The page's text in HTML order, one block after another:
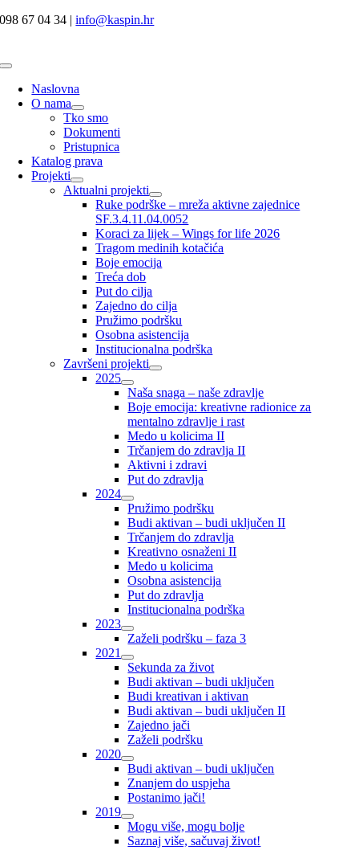
Skip
098 67 04 34 |info@kaspin.hr
Toggle
NavigationNaslovna
O nama
Tko smo
Dokumenti
Pristupnica
Katalog prava
Projekti
Aktualni projekti
Ruke podrške – mreža aktivne zajednice
SF.3.4.11.04.0052
Koraci za lijek – Wings for life 2026
Tragom medinih kotačića
Boje emocija
Treća dob
Put do cilja
Zajedno do cilja
Pružimo podršku
Osobna asistencija
Institucionalna podrška
Završeni projekti
2025
Naša snaga – naše zdravlje
Boje emocija: kreativne radionice za
mentalno zdravlje i rast
Medo u kolicima II
Trčanjem do zdravlja II
Aktivni i zdravi
Put do zdravlja
2024
Pružimo podršku
Budi aktivan – budi uključen II
Trčanjem do zdravlja
Kreativno osnaženi II
Medo u kolicima
Osobna asistencija
Put do zdravlja
Institucionalna podrška
2023
Zaželi podršku – faza 3
2021
Sekunda za život
Budi aktivan – budi uključen
Budi kreativan i aktivan
Budi aktivan – budi uključen II
Zajedno jači
Zaželi podršku
2020
Budi aktivan – budi uključen
Znanjem do uspjeha
Postanimo jači!
2019
Mogu više, mogu bolje
Saznaj više, sačuvaj život!